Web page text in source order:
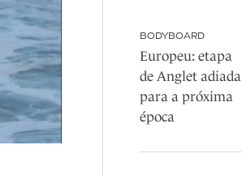
BODYBOARD
Europeu: etapa
de Anglet adiada
para a próxima
época